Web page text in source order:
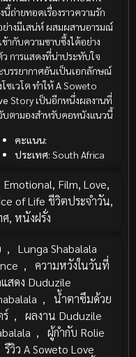
นี้ถ่ายทอดเรื่องราวความรัก
ย่างมีเสน่ห์ ผสมผสานอารมณ์
ากับความซาบซึ้งได้อย่าง
ว การแสดงที่น่าประทับใจ
บรรยากาศอันเป็นเอกลักษณ์
ซเวโต ทำให้ A Soweto
Story เป็นอีกหนึ่งผลงานที่
บตามองสำหรับคอหนังแนวนี้
คะแนน:
ประเทศ: South Africa
Emotional, Film, Love,
of Life ชีวิตประจำวัน,
ศ, หนังฝรั่ง
,
Lunga Shabalala
,
ความหวังในวันที่
สดง Duduzile
,
น้ำตาซึมด้วย
,
ผลงาน Duduzile
,
ผู้กำกับ Rolie
รีวิว A Soweto Love